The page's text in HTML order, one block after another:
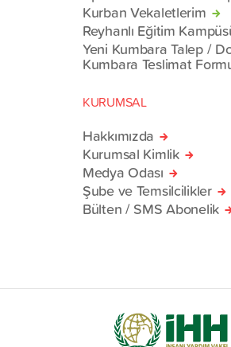
Kurban Vekaletlerim
Reyhanlı Eğitim
Yeni Kumbara Talep /
Kumbara Teslimat
KURUMSAL
Hakkımızda
Kurumsal Kimlik
Medya Odası
Şube ve Temsilcilikler
Bülten / SMS Abonelik